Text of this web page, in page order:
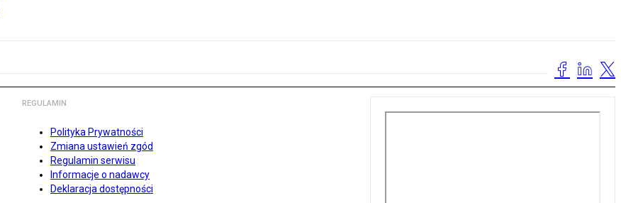
REGULAMIN
Polityka Prywatności
Zmiana ustawień zgód
Regulamin serwisu
Informacje o nadawcy
Deklaracja dostępności